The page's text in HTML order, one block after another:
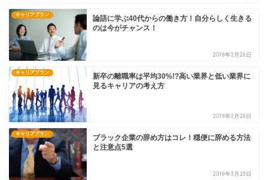
キャリアプラン
論語に学ぶ40代からの働き方！自分らしく生きる
のは今がチャンス！
2018年2月26日
キャリアプラン
新卒の離職率は平均30%!?高い業界と低い業界に
見るキャリアの考え方
2018年2月26日
キャリアプラン
ブラック企業の辞め方はコレ！穏便に辞める方法
と注意点5選
2018年3月23日